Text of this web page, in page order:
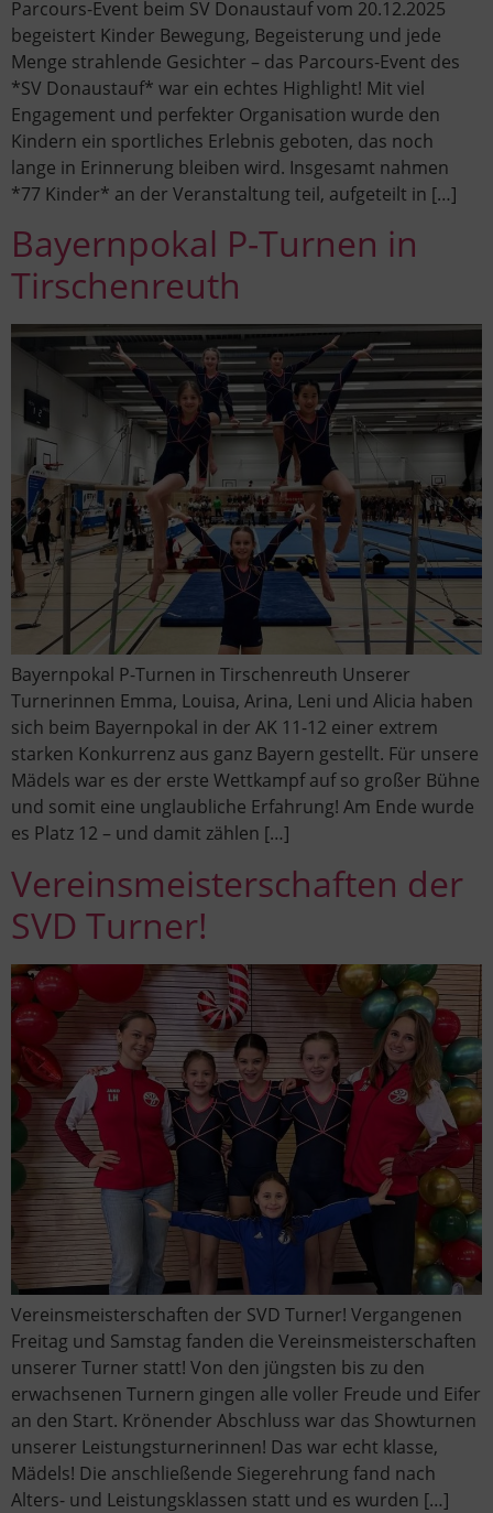
Parcours-Event beim SV Donaustauf vom 20.12.2025
begeistert Kinder Bewegung, Begeisterung und jede
Menge strahlende Gesichter – das Parcours-Event des
*SV Donaustauf* war ein echtes Highlight! Mit viel
Engagement und perfekter Organisation wurde den
Kindern ein sportliches Erlebnis geboten, das noch
lange in Erinnerung bleiben wird. Insgesamt nahmen
*77 Kinder* an der Veranstaltung teil, aufgeteilt in […]
Bayernpokal P-Turnen in
Tirschenreuth
Bayernpokal P-Turnen in Tirschenreuth Unserer
Turnerinnen Emma, Louisa, Arina, Leni und Alicia haben
sich beim Bayernpokal in der AK 11-12 einer extrem
starken Konkurrenz aus ganz Bayern gestellt. Für unsere
Mädels war es der erste Wettkampf auf so großer Bühne
und somit eine unglaubliche Erfahrung! Am Ende wurde
es Platz 12 – und damit zählen […]
Vereinsmeisterschaften der
SVD Turner!
Vereinsmeisterschaften der SVD Turner! Vergangenen
Freitag und Samstag fanden die Vereinsmeisterschaften
unserer Turner statt! Von den jüngsten bis zu den
erwachsenen Turnern gingen alle voller Freude und Eifer
an den Start. Krönender Abschluss war das Showturnen
unserer Leistungsturnerinnen! Das war echt klasse,
Mädels! Die anschließende Siegerehrung fand nach
Alters- und Leistungsklassen statt und es wurden […]